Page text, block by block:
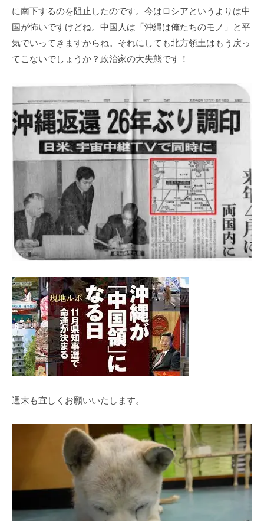
に南下するのを阻止したのです。今はロシアというよりは中
国が怖いですけどね。中国人は「沖縄は俺たちのモノ」と平
気でいってきますからね。それにしても北方領土はもう戻っ
てこないでしょうか？政治家の大失態です！
週末も宜しくお願いいたします。